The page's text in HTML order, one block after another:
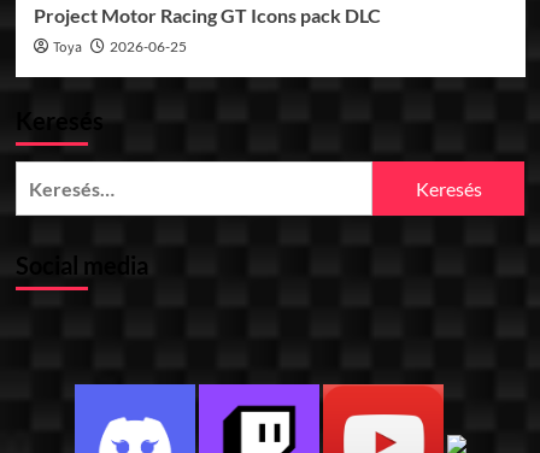
Project Motor Racing GT Icons pack DLC
Toya 2026-06-25
Keresés
Social media